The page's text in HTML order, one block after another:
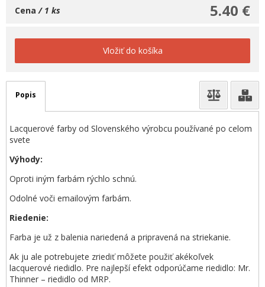
5.40 €
Cena / 1 ks
Vložiť do košíka
Popis
Lacquerové farby od Slovenského výrobcu používané po celom
svete
Výhody:
Oproti iným farbám rýchlo schnú.
Odolné voči emailovým farbám.
Riedenie:
Farba je už z balenia nariedená a pripravená na striekanie.
Ak ju ale potrebujete zriediť môžete použiť akékoľvek
lacquerové riedidlo. Pre najlepší efekt odporúčame riedidlo: Mr.
Thinner – riedidlo od MRP.